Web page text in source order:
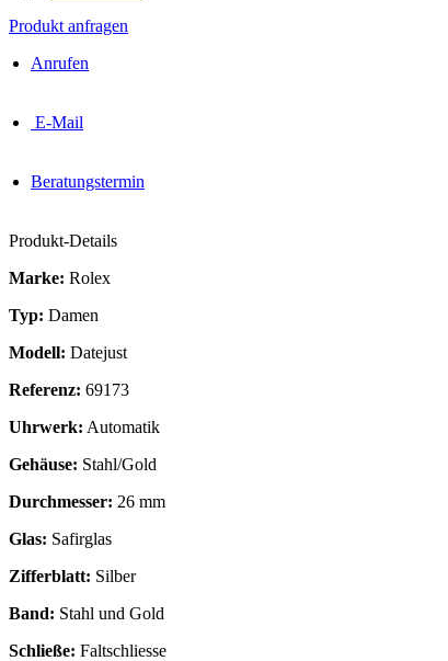
Produkt anfragen
Anrufen
E-Mail
Beratungstermin
Produkt-Details
Marke: Rolex
Typ: Damen
Modell: Datejust
Referenz: 69173
Uhrwerk: Automatik
Gehäuse: Stahl/Gold
Durchmesser: 26 mm
Glas: Safirglas
Zifferblatt: Silber
Band: Stahl und Gold
Schließe: Faltschliesse